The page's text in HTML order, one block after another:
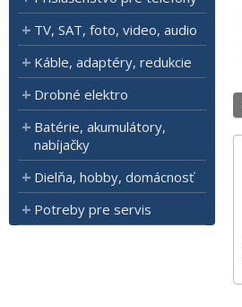
TV, SAT, foto, video, audio
Káble, adaptéry, redukcie
Drobné elektro
Batérie, akumulátory,
nabíjačky
Dielňa, hobby, domácnosť
Potreby pre servis